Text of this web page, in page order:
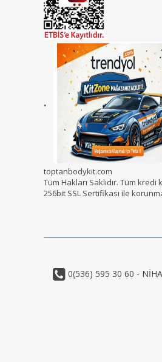
.
toptanbodykit.com
Tüm Hakları Saklıdır. Tüm kredi
256bit SSL Sertifikası ile
0(536) 595 30 60 -